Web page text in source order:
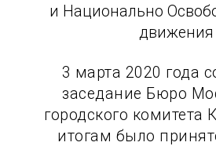
и Национально
движения
3 марта 2020 года
заседание Бюро
городского комитета
итогам было